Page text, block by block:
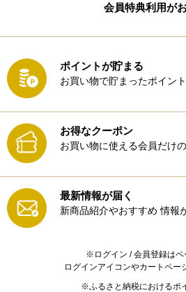
会員特典利用が
ポイントが貯まる
お買い物で貯まったポイン
お得なクーポン
お買い物に使える会員だけ
最新情報が届く
新商品紹介やおすすめ 情報
※ログイン / 会員登録はペ
ログインアイコンやカートペー
※ふるさと納税におけるポ